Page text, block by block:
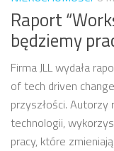
Raport
będziemy
Firma JLL wydała
of tech driven
przyszłości. Autorzy
technologii,
pracy, które